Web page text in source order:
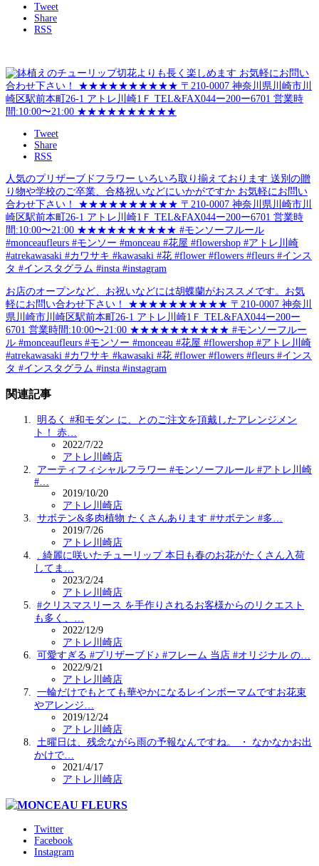
Tweet
Share
RSS
Tweet
Share
RSS
人気のプリザーブドフラワー いろいろ取り揃えております 送別の贈
り物や学校のご卒業、合格祝いなどにいかがですか お気軽にお問い
合わせ下さい！ ★★★★★★★★★★ 〒210-0007 神奈川県川崎市川
崎区駅前本町26-1 アトレ川崎1Ｆ TEL&FAX044ー200ー6701 営業時
間:10:00〜21:00 ★★★★★★★★★★ #モンソーフルール
#monceaufleurs #モンソー #monceau #花屋 #flowershop #アトレ川崎
#atrekawasaki #カワサキ #kawasaki #花 #flower #flowers #fleurs #インス
タ #インスタグラム #insta #instagram
お店のオープンなど、お祝いなどには胡蝶蘭がおススメです。お気
軽にお問い合わせ下さい！ ★★★★★★★★★★ 〒210-0007 神奈川
県川崎市川崎区駅前本町26-1 アトレ川崎1Ｆ TEL&FAX044ー200ー
6701 営業時間:10:00〜21:00 ★★★★★★★★★★ #モンソーフルー
ル #monceaufleurs #モンソー #monceau #花屋 #flowershop #アトレ川崎
#atrekawasaki #カワサキ #kawasaki #花 #flower #flowers #fleurs #インス
タ #インスタグラム #insta #instagram
関連記事
明るく #和モダン に、とのご注文を頂戴したアレンジメン
ト！ 赤…
2022/7/22
アトレ川崎店
アーティフィシャルフラワー #モンソーフルール #アトレ川崎
#…
2019/10/20
アトレ川崎店
サボテン&多肉植物 たくさんあります #サボテン #多…
2019/7/26
アトレ川崎店
. 綺麗に咲いたチューリップ 本日も春のお花がたくさん入荷
してま…
2023/2/24
アトレ川崎店
#クリスマスリース を手作りされるお客様からのリクエスト
も多く、…
2022/12/9
アトレ川崎店
可愛すぎる #プリザーブド♪ #フレーム 当店 #オリジナル の…
2022/9/21
アトレ川崎店
一輪だけでもとても華やかになるレインボーマムですお花束
やアレンジ…
2019/12/24
アトレ川崎店
土曜日は、残念ながら雨の予報なんですね。 ・ なかなかお出
かけで…
2021/4/17
アトレ川崎店
Twitter
Facebook
Instagram